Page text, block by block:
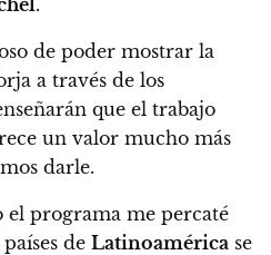
de poder mostrar la
a través de los
que el trabajo
un valor mucho más
darle.
el programa me percaté
de Latinoamérica se